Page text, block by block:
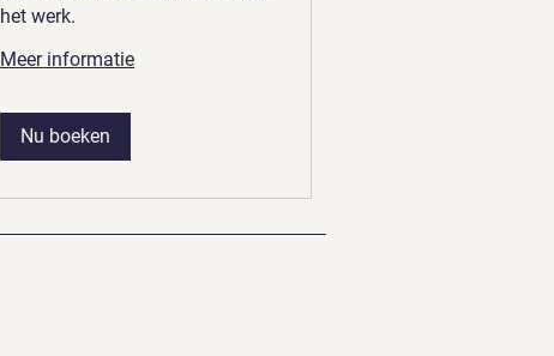
het werk.
Meer informatie
Nu boeken